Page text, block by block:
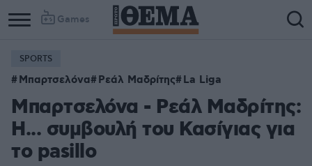
Games
SPORTS
Μπαρτσελόνα Ρεάλ Μαδρίτης La Liga
Μπαρτσελόνα - Ρεάλ Μαδρίτης:
Η... συμβουλή του Κασίγιας για
το pasillo